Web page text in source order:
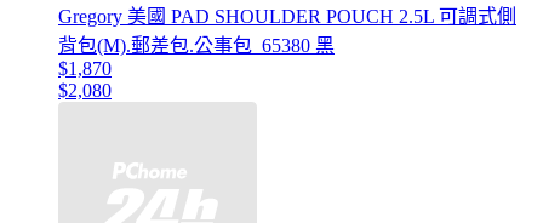
Gregory 美國 PAD SHOULDER POUCH 2.5L 可調式側
背包(M).郵差包.公事包_65380 黑
$1,870
$2,080